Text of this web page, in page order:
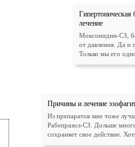
лечение
Моксонидин-СЗ,
от давления. Да и
Только мы его
Причины и лечение
Из препаратов мне тоже
Рабепразол-СЗ. Дольше
сохраняет свое действие.